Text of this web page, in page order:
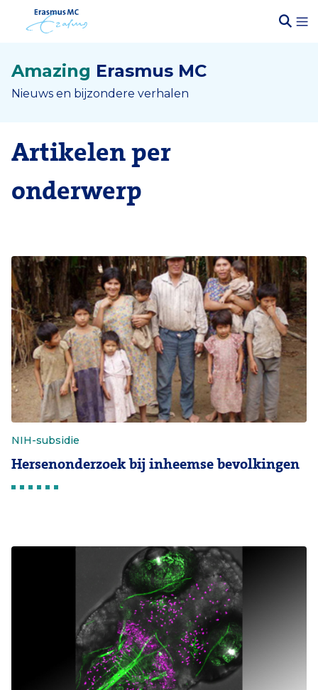
Amazing Erasmus MC
Nieuws en bijzondere verhalen
Artikelen per
onderwerp
NIH-subsidie
Hersenonderzoek bij inheemse bevolkingen